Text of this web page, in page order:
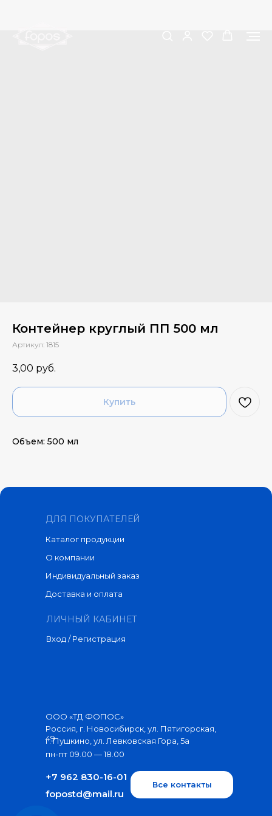
Контейнер круглый ПП 500 мл
Артикул: 1815
3,00 руб.
Купить
Объем: 500 мл
ДЛЯ ПОКУПАТЕЛЕЙ
Каталог продукции
Доставка и оплата
ЛИЧНЫЙ КАБИНЕТ
Вход / Регистрация
О компании
fopostd@mail.ru
+7 962 830-16-01
пн-пт 09.00 — 18.00
Индивидуальный заказ
Все контакты
Россия, г. Новосибирск, ул. Пятигорская,
49
г. Пушкино, ул. Левковская Гора, 5а
ООО «ТД ФОПОС»